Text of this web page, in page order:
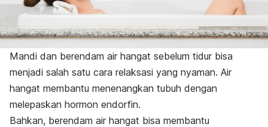
Mandi dan berendam air hangat sebelum tidur bisa
menjadi salah satu cara relaksasi yang nyaman. Air
hangat membantu menenangkan tubuh dengan
melepaskan hormon endorfin.
Bahkan, berendam air hangat bisa membantu